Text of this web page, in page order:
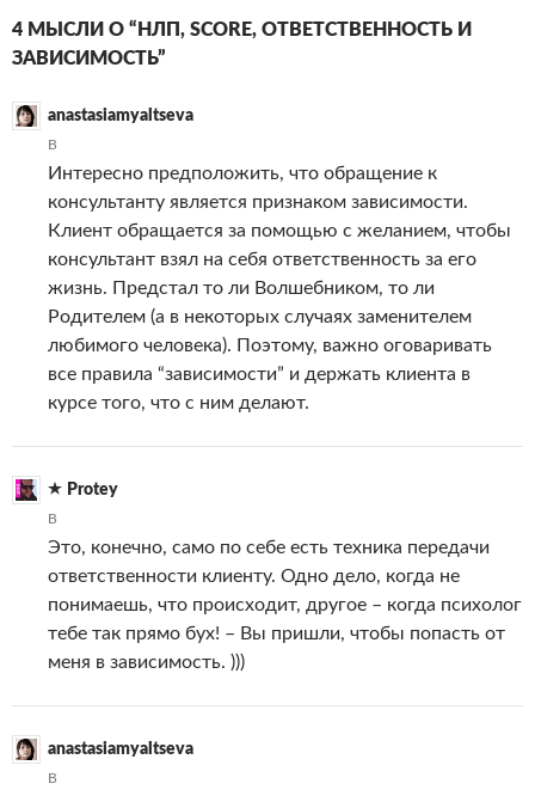
4 МЫСЛИ О “НЛП, SCORE, ОТВЕТСТВЕННОСТЬ И
ЗАВИСИМОСТЬ”
anastasiamyaltseva
В
Интересно предположить, что обращение к
консультанту является признаком зависимости.
Клиент обращается за помощью с желанием, чтобы
консультант взял на себя ответственность за его
жизнь. Предстал то ли Волшебником, то ли
Родителем (а в некоторых случаях заменителем
любимого человека). Поэтому, важно оговаривать
все правила “зависимости” и держать клиента в
курсе того, что с ним делают.
Protey
В
Это, конечно, само по себе есть техника передачи
ответственности клиенту. Одно дело, когда не
понимаешь, что происходит, другое – когда психолог
тебе так прямо бух! – Вы пришли, чтобы попасть от
меня в зависимость. )))
anastasiamyaltseva
В